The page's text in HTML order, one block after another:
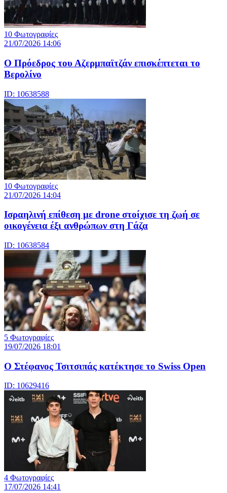
10 Φωτογραφίες
21/07/2026 14:06
Ο Πρόεδρος του Αζερμπαϊτζάν επισκέπτεται το
Βερολίνο
ID: 10638588
10 Φωτογραφίες
21/07/2026 14:04
Iσραηλινή επίθεση με drone στοίχισε τη ζωή σε
οικογένεια έξι ανθρώπων στη Γάζα
ID: 10638584
5 Φωτογραφίες
19/07/2026 18:01
Ο Στέφανος Τσιτσιπάς κατέκτησε το Swiss Open
ID: 10629416
4 Φωτογραφίες
17/07/2026 14:41